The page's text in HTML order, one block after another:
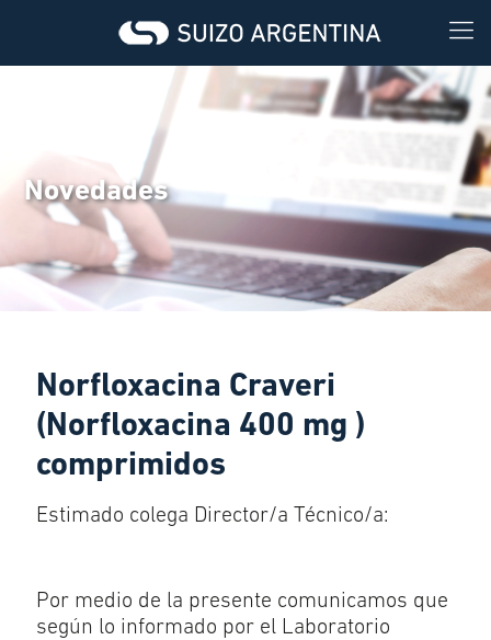
Novedades
Norfloxacina Craveri
(Norfloxacina 400 mg )
comprimidos
Estimado colega Director/a Técnico/a:
Por medio de la presente comunicamos que
según lo informado por el Laboratorio